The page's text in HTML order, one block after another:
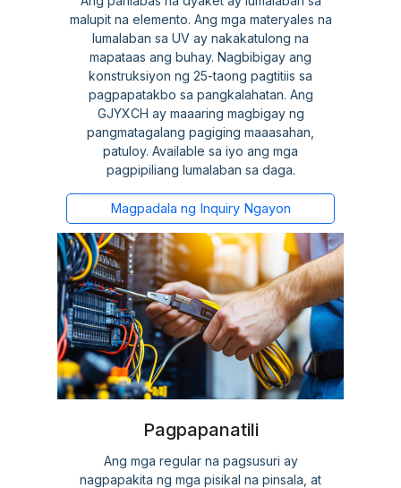
malupit na elemento. Ang mga materyales na
lumalaban sa UV ay nakakatulong na
mapataas ang buhay. Nagbibigay ang
konstruksiyon ng 25-taong pagtitiis sa
pagpapatakbo sa pangkalahatan. Ang
GJYXCH ay maaaring magbigay ng
pangmatagalang pagiging maaasahan,
patuloy. Available sa iyo ang mga
pagpipiliang lumalaban sa daga.
Magpadala ng Inquiry Ngayon
Pagpapanatili
Ang mga regular na pagsusuri ay
nagpapakita ng mga pisikal na pinsala, at